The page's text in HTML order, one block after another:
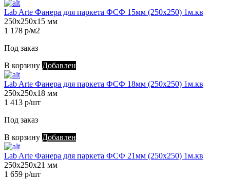
Lab Arte Фанера для паркета ФСФ 15мм (250х250) 1м.кв
250х250х15 мм
1 178 р/м2
Под заказ
В корзину Добавлен
Lab Arte Фанера для паркета ФСФ 18мм (250х250) 1м.кв
250х250х18 мм
1 413 р/шт
Под заказ
В корзину Добавлен
Lab Arte Фанера для паркета ФСФ 21мм (250х250) 1м.кв
250х250х21 мм
1 659 р/шт